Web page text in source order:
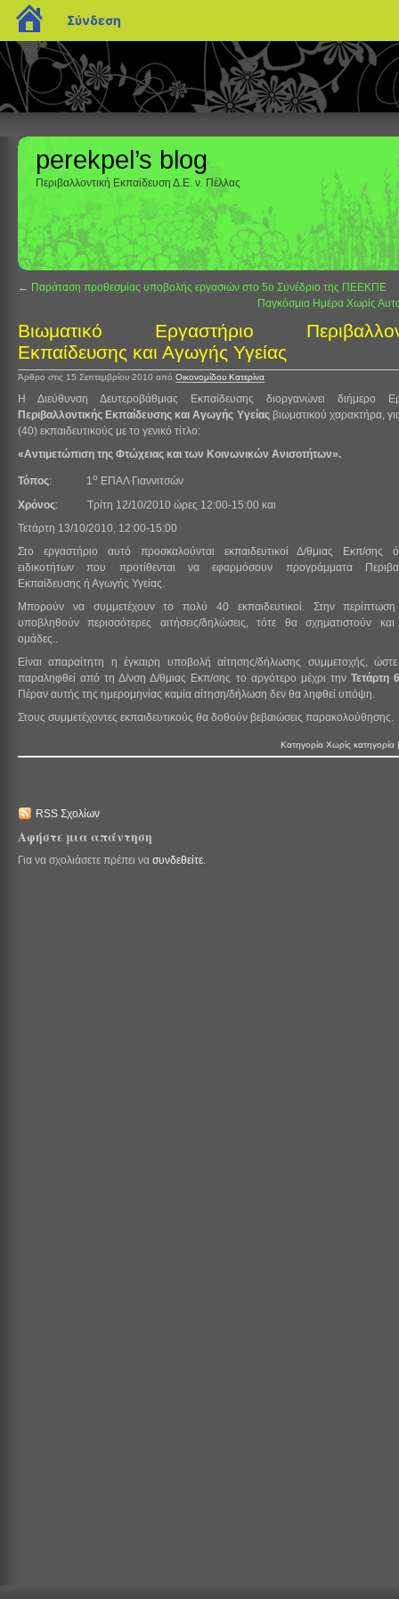
blogs.sch.gr
Σύνδεση
perekpel’s blog
Περιβαλλοντική Εκπαίδευση Δ.Ε. ν. Πέλλας
← Παράταση προθεσμίας υποβολής εργασιών στο 5ο Συνέδριο της ΠΕΕΚΠΕ
Παγκόσμια Ημέρα Χωρίς
Βιωματικό Εργαστήριο
Εκπαίδευσης και Αγωγής Υγείας
Άρθρο στις 15 Σεπτεμβρίου 2010 από Οικονομίδου Κατερίνα
Η Διεύθυνση Δευτεροβάθμιας Εκπαίδευσης διοργανώνει διήμερο
Περιβαλλοντικής Εκπαίδευσης και Αγωγής Υγείαςβιωματικού χαρακτήρα,
(40) εκπαιδευτικούς με το γενικό τίτλο:
«Αντιμετώπιση της Φτώχειας και των Κοινωνικών Ανισοτήτων».
Τόπος: 1 ο ΕΠΑΛ Γιαννιτσών
Χρόνος: Τρίτη 12/10/2010 ώρες 12:00-15:00 και
Τετάρτη 13/10/2010, 12:00-15:00
Στο εργαστήριο αυτό προσκαλούνται εκπαιδευτικοί Δ/θμιας Εκπ/σης
ειδικοτήτων που προτίθενται να εφαρμόσουν προγράμματα
Εκπαίδευσης ή Αγωγής Υγείας.
Μπορούν να συμμετέχουν το πολύ 40 εκπαιδευτικοί. Στην
υποβληθούν περισσότερες αιτήσεις/δηλώσεις, τότε θα σχηματιστούν και
ομάδες..
Είναι απαραίτητη η έγκαιρη υποβολή αίτησης/δήλωσης συμμετοχής,
παραληφθεί από τη Δ/νση Δ/θμιας Εκπ/σης το αργότερο μέχρι τηνΤετάρτη
Πέραν αυτής της ημερομηνίας καμία αίτηση/δήλωση δεν θα ληφθεί υπόψη.
Στους συμμετέχοντες εκπαιδευτικούς θα δοθούν βεβαιώσεις παρακολούθησης.
Κατηγορία Χωρίς κατηγορία
RSS Σχολίων
Αφήστε μια απάντηση
Για να σχολιάσετε πρέπει να συνδεθείτε